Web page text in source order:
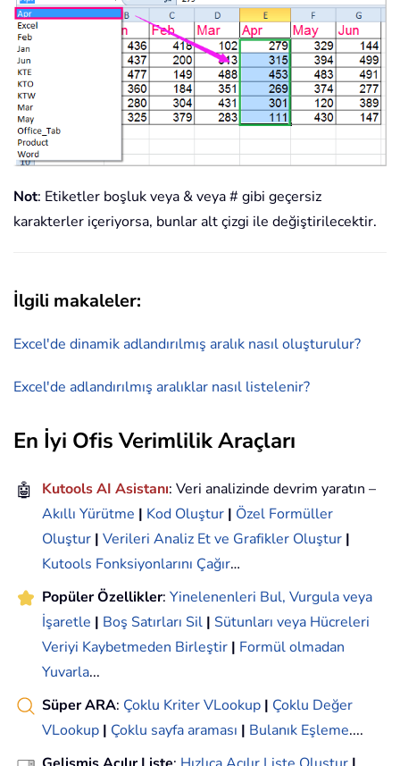
Not: Etiketler boşluk veya & veya # gibi geçersiz
karakterler içeriyorsa, bunlar alt çizgi ile değiştirilecektir.
İlgili makaleler:
Excel'de dinamik adlandırılmış aralık nasıl oluşturulur?
Excel'de adlandırılmış aralıklar nasıl listelenir?
En İyi Ofis Verimlilik Araçları
🤖 Kutools AI Asistanı: Veri analizinde devrim yaratın –
Akıllı Yürütme | Kod Oluştur | Özel Formüller
Oluştur | Verileri Analiz Et ve Grafikler Oluştur |
Kutools Fonksiyonlarını Çağır…
Popüler Özellikler: Yinelenenleri Bul, Vurgula veya
İşaretle | Boş Satırları Sil | Sütunları veya Hücreleri
Veriyi Kaybetmeden Birleştir | Formül olmadan
Yuvarla...
Süper ARA: Çoklu Kriter VLookup | Çoklu Değer
VLookup | Çoklu sayfa araması | Bulanık Eşleme....